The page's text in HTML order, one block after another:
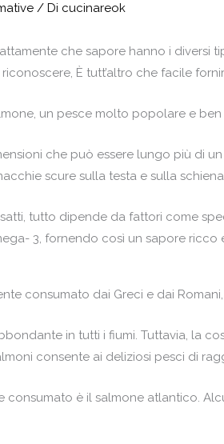
/ Di cucinareok
che sapore hanno i
È tutt’altro che facile
un pesce molto popolare e
che può essere lungo più di
scure sulla testa e sulla
tutto dipende da fattori come
3, fornendo così un sapore ricco
consumato dai Greci e dai
in tutti i fiumi. Tuttavia, la
consente ai deliziosi pesci di
consumato è il salmone atlantico.